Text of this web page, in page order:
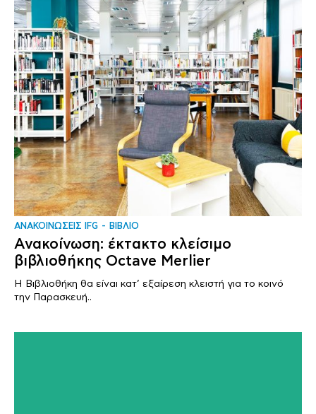
ΑΝΑΚΟΙΝΩΣΕΙΣ IFG ΒΙΒΛΙΟ
Ανακοίνωση: έκτακτο κλείσιμο
βιβλιοθήκης Octave Merlier
Η Βιβλιοθήκη θα είναι κατ’ εξαίρεση κλειστή για το κοινό
την Παρασκευή..